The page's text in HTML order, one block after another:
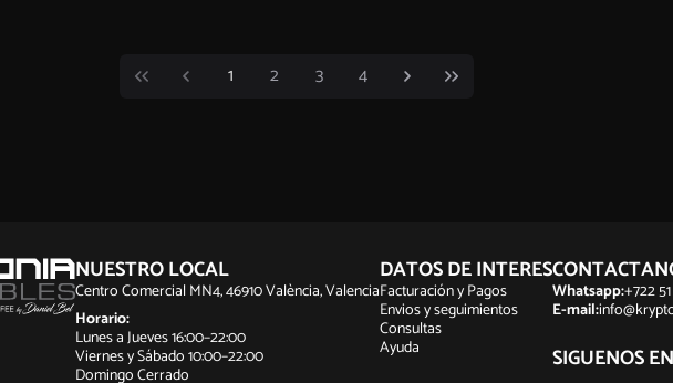
1 2 3 4
NUESTRO LOCAL
Centro Comercial MN4, 46910 València, Valencia
Horario:
Lunes a Jueves 16:00–22:00
Viernes y Sábado 10:00–22:00
Domingo Cerrado
DATOS DE INTERES
Facturación y Pagos
Envios y seguimientos
Consultas
Ayuda
Whatsapp:+722
E-mail:
SIGUENOS EN